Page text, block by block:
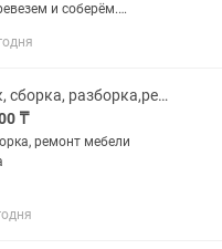
и соберём.
мебель на свалку.
Мебельщик, сборка, разборка,ремонт
₸
ремонт мебели